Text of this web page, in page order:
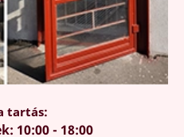
tartás:
10:00 - 18:00